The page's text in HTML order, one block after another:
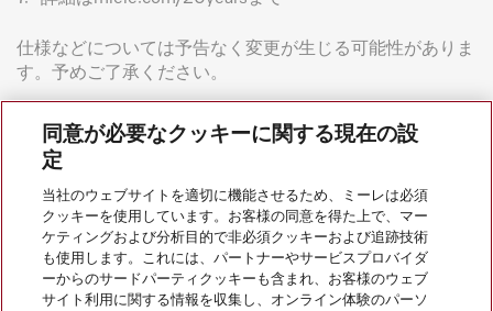
仕様などについては予告なく変更が生じる可能性がありま
す。予めご了承ください。
会社案内
サービス
同意が必要なクッキーに関する現在の設
定
当社のウェブサイトを適切に機能させるため、ミーレは必須
クッキーを使用しています。お客様の同意を得た上で、マー
ケティングおよび分析目的で非必須クッキーおよび追跡技術
も使用します。これには、パートナーやサービスプロバイダ
ーからのサードパーティクッキーも含まれ、お客様のウェブ
サイト利用に関する情報を収集し、オンライン体験のパーソ